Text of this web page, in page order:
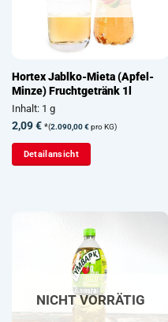
Hortex Jablko-Mieta (Apfel-
Minze) Fruchtgetränk 1l
Inhalt: 1 g
2,09€ *(2.090,00€pro KG)
Detailansicht
NICHT VORRÄTIG